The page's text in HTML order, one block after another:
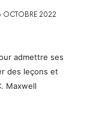
OCTOBRE 2022
admettre ses
des leçons et
Maxwell